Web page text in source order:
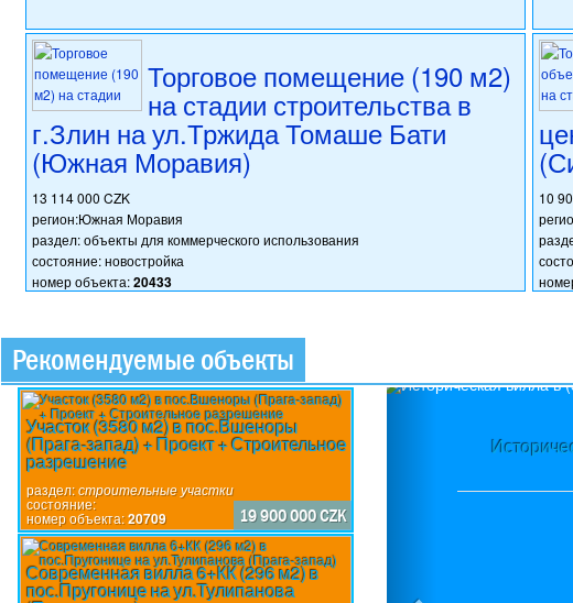
Торговое помещение (190 м2)
на стадии строительства в
г.Злин на ул.Тржида Томаше Бати
(Южная Моравия)
13 114 000 CZK
регион:Южная Моравия
раздел: объекты для коммерческого использования
состояние: новостройка
номер объекта:20433
10
Рекомендуемые объекты
Участок (3580 м2) в пос.Вшеноры
(Прага-запад) + Проект + Строительное
разрешение
раздел:строительные участки
состояние:
номер объекта:20709 19 900 000 CZK
Современная вилла 6+КК (296 м2) в
пос.Пругонице на ул.Тулипанова
Previous